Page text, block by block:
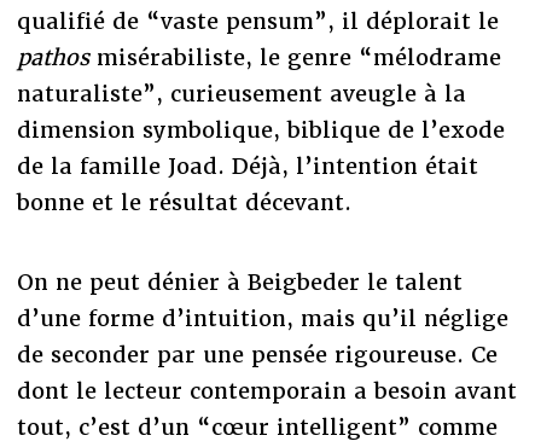
qualifié de “vaste pensum”, il déplorait le
pathosmisérabiliste, le genre “mélodrame
naturaliste”, curieusement aveugle à la
dimension symbolique, biblique de l’exode
de la famille Joad. Déjà, l’intention était
bonne et le résultat décevant.
On ne peut dénier à Beigbeder le talent
d’une forme d’intuition, mais qu’il néglige
de seconder par une pensée rigoureuse. Ce
dont le lecteur contemporain a besoin avant
tout, c’est d’un “cœur intelligent” comme